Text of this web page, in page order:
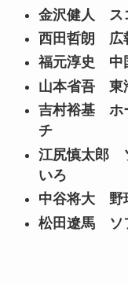
金沢健人 ス
西田哲朗 広
福元淳史 中
山本省吾 東
吉村裕基 ホ
チ
江尻慎太郎
いろ
中谷将大 野
松田遼馬 ソ